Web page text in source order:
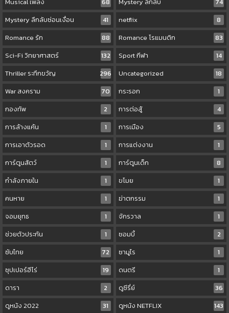
Mystery ลึกลับซ่อนเงื่อน
41 netflix
8
Romance รัก
88 Romance โรแมนติก
83
Sci-Fi วิทยาศาสตร์
132 Sport กีฬา
14
Thriller ระทึกขวัญ
296 Uncategorized
18
War สงคราม
70 กระรอก
1
กองทัพ
2 การต่อสู้
4
การล้างแค้น
1 การเมือง
5
การเอาตัวรอด
1 การแต่งงาน
1
การ์ตูนสัตว์
1 การ์ตูนเด็ก
8
กำลังภายใน
1 ขโมย
1
คนหาย
1 ฆ่าตกรรม
1
จอมยุทธ
1 จักรวาล
1
ช่วยตัวประกัน
1 ซอมบี้
2
ซับไทย
72 ซามูไร
1
ซุปเปอร์ฮีโร่
19 ดนตรี
1
ดารา
2 ดูซีรี่ย์
36
ดูหนัง 2022
31 ดูหนัง NETFLIX
143